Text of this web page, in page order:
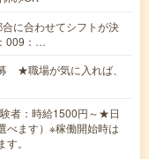
に合わせてシフトが決
009：…
★職場が気に入れば、
者：時給1500円～★日
べます）※稼働開始時は
。